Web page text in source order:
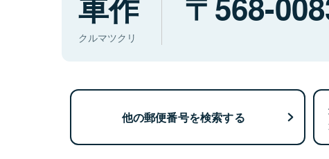
クルマツクリ
他の郵便番号を検索する